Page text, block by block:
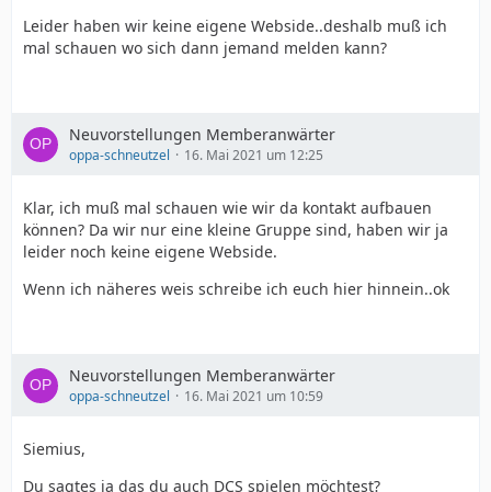
Leider haben wir keine eigene Webside..deshalb muß ich
mal schauen wo sich dann jemand melden kann?
Neuvorstellungen Memberanwärter
oppa-schneutzel 16. Mai 2021 um 12:25
Klar, ich muß mal schauen wie wir da kontakt aufbauen
können? Da wir nur eine kleine Gruppe sind, haben wir ja
leider noch keine eigene Webside.
Wenn ich näheres weis schreibe ich euch hier hinnein..ok
Neuvorstellungen Memberanwärter
oppa-schneutzel 16. Mai 2021 um 10:59
Siemius,
Du sagtes ja das du auch DCS spielen möchtest?